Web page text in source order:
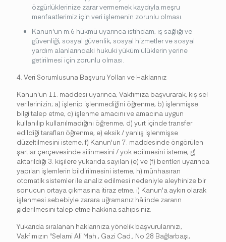
özgürlüklerinize zarar vermemek kaydıyla meşru
menfaatlerimiz için veri işlemenin zorunlu olması.
Kanun'un m.6 hükmü uyarınca istihdam, iş sağlığı ve
güvenliği, sosyal güvenlik, sosyal hizmetler ve sosyal
yardım alanlarındaki hukuki yükümlülüklerin yerine
getirilmesi için zorunlu olması.
4. Veri Sorumlusuna Başvuru Yolları ve Haklarınız
Kanun'un 11. maddesi uyarınca, Vakfımıza başvurarak, kişisel
verilerinizin; a) işlenip işlenmediğini öğrenme, b) işlenmişse
bilgi talep etme, c) işlenme amacını ve amacına uygun
kullanılıp kullanılmadığını öğrenme, d) yurt içinde transfer
edildiği tarafları öğrenme, e) eksik / yanlış işlenmişse
düzeltilmesini isteme, f) Kanun'un 7. maddesinde öngörülen
şartlar çerçevesinde silinmesini / yok edilmesini isteme, g)
aktarıldığı 3. kişilere yukarıda sayılan (e) ve (f) bentleri uyarınca
yapılan işlemlerin bildirilmesini isteme, h) münhasıran
otomatik sistemler ile analiz edilmesi nedeniyle aleyhinize bir
sonucun ortaya çıkmasına itiraz etme, i) Kanun'a aykırı olarak
işlenmesi sebebiyle zarara uğramanız hâlinde zararın
giderilmesini talep etme hakkına sahipsiniz.
Yukarıda sıralanan haklarınıza yönelik başvurularınızı,
Vakfımızın "Selami Ali Mah., Gazi Cad., No.28 Bağlarbaşı,